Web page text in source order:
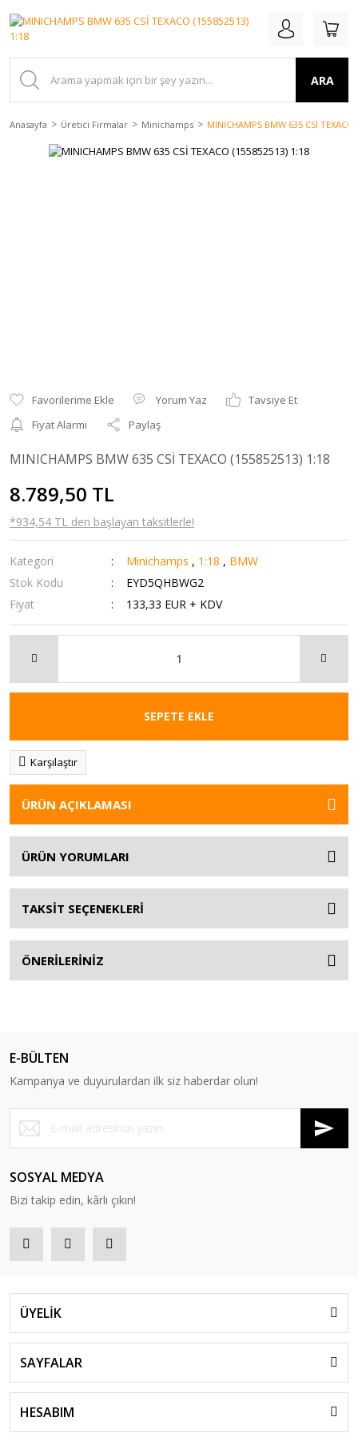
ARA
Anasayfa Üretici Firmalar Minichamps MINICHAMPS BMW 635 CSİ TEXACO
Yorum Yaz
Tavsiye Et
Fiyat Alarmı
Paylaş
MINICHAMPS BMW 635 CSİ TEXACO (155852513) 1:18
8.789,50 TL
*934,54 TL den başlayan taksitlerle!
Kategori Minichamps , 1:18 , BMW
Stok Kodu
EYD5QHBWG2
Fiyat
133,33 EUR + KDV
SEPETE EKLE
Karşılaştır
ÜRÜN AÇIKLAMASI
ÜRÜN YORUMLARI
TAKSİT SEÇENEKLERİ
ÖNERİLERİNİZ
E-BÜLTEN
Kampanya ve duyurulardan ilk siz haberdar olun!
SOSYAL MEDYA
Bizi takip edin, kârlı çıkın!
ÜYELİK
SAYFALAR
HESABIM